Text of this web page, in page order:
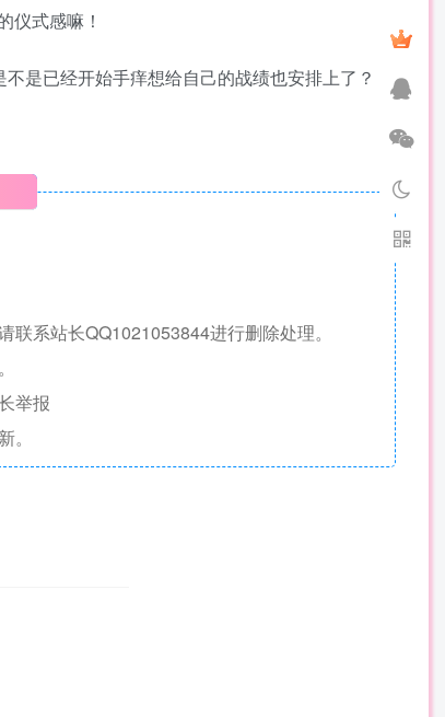
仪式感嘛！
是已经开始手痒想给自己的战绩也安排上了？
系站长QQ1021053844进行删除处理。
举报